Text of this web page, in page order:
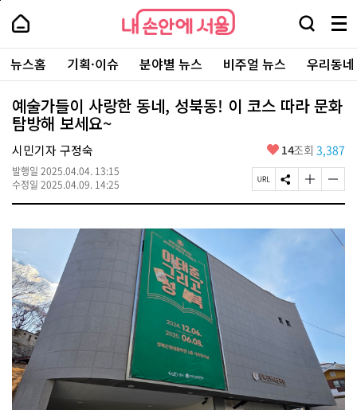
본
로
가
내
손
안
에
서
울
-
서
울
시
대
표
소
통
포
내
손
에
울
검
창
열
기
메
뉴
전
체
보
기
주
요
서
뉴스홈 기획·이슈 분야별 뉴스 비주얼 뉴스 우리동
예술가들이 사랑한 동네, 성북동! 이 코스 따라 문화
탐방해 보세요~
시민기자 구정숙
발행일 2025.04.04. 13:15
수정일 2025.04.09. 14:25
좋
요
14조회 3,387
페
이
U
R
S
N
공
글
자
기
글
자
기
작
게
페
상
단
로